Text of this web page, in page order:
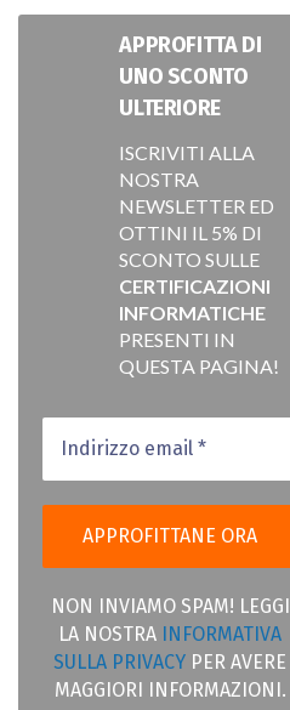
APPROFITTA DI
UNO SCONTO
ULTERIORE
ISCRIVITI ALLA
NOSTRA
NEWSLETTER ED
OTTINI IL 5% DI
SCONTO SULLE
CERTIFICAZIONI
INFORMATICHE
PRESENTI IN
QUESTA PAGINA!
NON INVIAMO SPAM! LEGGI
LA NOSTRA INFORMATIVA
SULLA PRIVACY PER AVERE
MAGGIORI INFORMAZIONI.